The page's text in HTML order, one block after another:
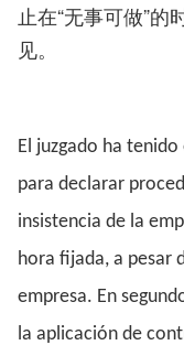
止在“无事可做”
见。
El juzgado ha
para declarar
insistencia de la
hora fijada, a pesar
empresa. En
la aplicación de